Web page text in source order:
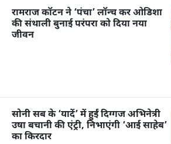
रामराज कॉटन ने ‘पंचा’ लॉन्च कर ओडिशा
की संथाली बुनाई परंपरा को दिया नया
जीवन
सोनी सब के ‘यादें’ में हुईं दिग्गज अभिनेत्री
उषा बचानी की एंट्री, निभाएंगी ‘आई साहेब’
का किरदार